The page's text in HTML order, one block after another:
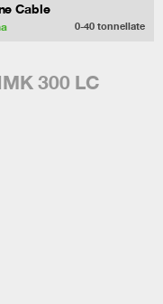
Cable
0-40 tonnellate
300 LC